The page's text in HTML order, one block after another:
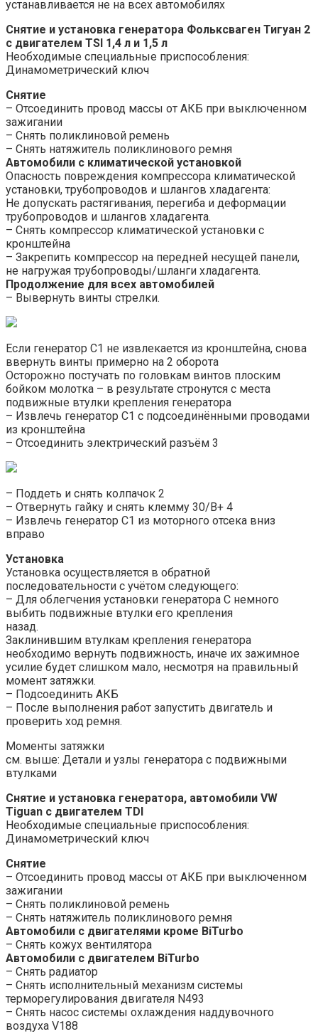
устанавливается не на всех автомобилях
Снятие и установка генератора Фольксваген Тигуан 2
с двигателем TSI 1,4 л и 1,5 л
Необходимые специальные приспособления:
Динамометрический ключ
Снятие
– Отсоединить провод массы от АКБ при выключенном
зажигании
– Снять поликлиновой ремень
– Снять натяжитель поликлинового ремня
Автомобили с климатической установкой
Опасность повреждения компрессора климатической
установки, трубопроводов и шлангов хладагента:
Не допускать растягивания, перегиба и деформации
трубопроводов и шлангов хладагента.
– Снять компрессор климатической установки с
кронштейна
– Закрепить компрессор на передней несущей панели,
не нагружая трубопроводы/шланги хладагента.
Продолжение для всех автомобилей
– Вывернуть винты стрелки.
Если генератор C1 не извлекается из кронштейна, снова
ввернуть винты примерно на 2 оборота
Осторожно постучать по головкам винтов плоским
бойком молотка – в результате стронутся с места
подвижные втулки крепления генератора
– Извлечь генератор C1 с подсоединёнными проводами
из кронштейна
– Отсоединить электрический разъём 3
– Поддеть и снять колпачок 2
– Отвернуть гайку и снять клемму 30/B+ 4
– Извлечь генератор C1 из моторного отсека вниз
вправо
Установка
Установка осуществляется в обратной
последовательности с учётом следующего:
– Для облегчения установки генератора C немного
выбить подвижные втулки его крепления
назад.
Заклинившим втулкам крепления генератора
необходимо вернуть подвижность, иначе их зажимное
усилие будет слишком мало, несмотря на правильный
момент затяжки.
– Подсоединить АКБ
– После выполнения работ запустить двигатель и
проверить ход ремня.
Моменты затяжки
см. выше: Детали и узлы генератора с подвижными
втулками
Снятие и установка генератора, автомобили VW
Tiguan с двигателем TDI
Необходимые специальные приспособления:
Динамометрический ключ
Снятие
– Отсоединить провод массы от АКБ при выключенном
зажигании
– Снять поликлиновой ремень
– Снять натяжитель поликлинового ремня
Автомобили с двигателями кроме BiTurbo
– Снять кожух вентилятора
Автомобили с двигателем BiTurbo
– Снять радиатор
– Снять исполнительный механизм системы
терморегулирования двигателя N493
– Снять насос системы охлаждения наддувочного
воздуха V188